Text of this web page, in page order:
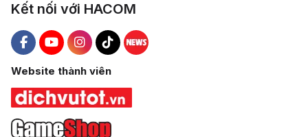
Kết nối với HACOM
Hacom Facebook
Hacom YouTube
Hacom Instagram
Hacom TikTok
Website thành viên